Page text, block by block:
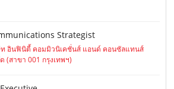
Strategist
อินฟินิตี้ คอมมิวนิเคชั่นส์ แอนด์ คอนซัลแทนส์
(สาขา 001 กรุงเทพฯ)